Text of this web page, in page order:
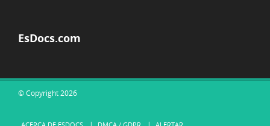
EsDocs.com
© Copyright 2026